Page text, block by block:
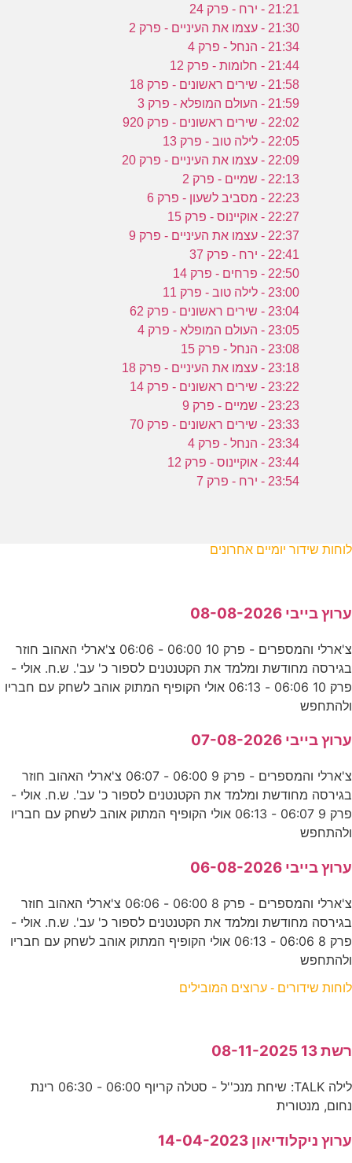
21:21 - ירח - פרק 24
21:30 - עצמו את העיניים - פרק 2
21:34 - הנחל - פרק 4
21:44 - חלומות - פרק 12
21:58 - שירים ראשונים - פרק 18
21:59 - העולם המופלא - פרק 3
22:02 - שירים ראשונים - פרק 920
22:05 - לילה טוב - פרק 13
22:09 - עצמו את העיניים - פרק 20
22:13 - שמיים - פרק 2
22:23 - מסביב לשעון - פרק 6
22:27 - אוקיינוס - פרק 15
22:37 - עצמו את העיניים - פרק 9
22:41 - ירח - פרק 37
22:50 - פרחים - פרק 14
23:00 - לילה טוב - פרק 11
23:04 - שירים ראשונים - פרק 62
23:05 - העולם המופלא - פרק 4
23:08 - הנחל - פרק 15
23:18 - עצמו את העיניים - פרק 18
23:22 - שירים ראשונים - פרק 14
23:23 - שמיים - פרק 9
23:33 - שירים ראשונים - פרק 70
23:34 - הנחל - פרק 4
23:44 - אוקיינוס - פרק 12
23:54 - ירח - פרק 7
לוחות שידור יומיים אחרונים
ערוץ בייבי 08-08-2026
צ'ארלי והמספרים - פרק 10 06:00 - 06:06 צ'ארלי האהוב חוזר
בגירסה מחודשת ומלמד את הקטנטנים לספור כ' עב'. ש.ח. אולי -
פרק 10 06:06 - 06:13 אולי הקופיף המתוק אוהב לשחק עם חבריו
ולהתחפש
ערוץ בייבי 07-08-2026
צ'ארלי והמספרים - פרק 9 06:00 - 06:07 צ'ארלי האהוב חוזר
בגירסה מחודשת ומלמד את הקטנטנים לספור כ' עב'. ש.ח. אולי -
פרק 9 06:07 - 06:13 אולי הקופיף המתוק אוהב לשחק עם חבריו
ולהתחפש
ערוץ בייבי 06-08-2026
צ'ארלי והמספרים - פרק 8 06:00 - 06:06 צ'ארלי האהוב חוזר
בגירסה מחודשת ומלמד את הקטנטנים לספור כ' עב'. ש.ח. אולי -
פרק 8 06:06 - 06:13 אולי הקופיף המתוק אוהב לשחק עם חבריו
ולהתחפש
לוחות שידורים - ערוצים המובילים
רשת 13 08-11-2025
לילה TALK: שיחת מנכ''ל - סטלה קריוף 06:00 - 06:30 רינת
נחום, מנטורית
ערוץ ניקלודיאון 14-04-2023